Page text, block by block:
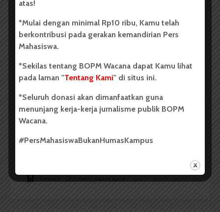
Redaksi 2 menit waktu baca
USU Raih Juara di Festival Literasi
Sumatra Utara 2026
Dark Mode | Moda Gelap
atas!
*Mulai dengan minimal Rp10 ribu, Kamu telah
berkontribusi pada gerakan kemandirian Pers
Mahasiswa.
*Sekilas tentang BOPM Wacana dapat Kamu lihat
pada laman "Tentang Kami" di situs ini.
*Seluruh donasi akan dimanfaatkan guna
menunjang kerja-kerja jurnalisme publik BOPM
Wacana.
#PersMahasiswaBukanHumasKampus